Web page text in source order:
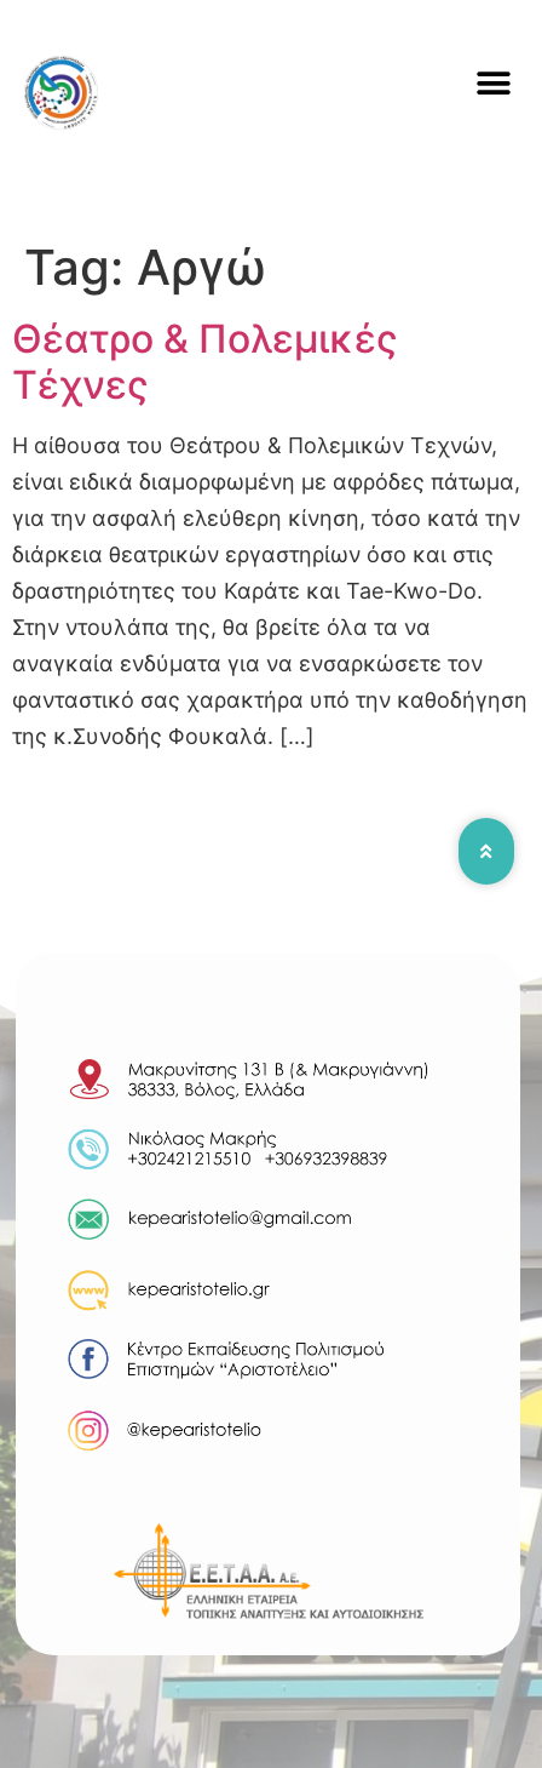
Tag: Αργώ
Θέατρο & Πολεμικές
Τέχνες
Η αίθουσα του Θεάτρου & Πολεμικών Τεχνών,
είναι ειδικά διαμορφωμένη με αφρόδες πάτωμα,
για την ασφαλή ελεύθερη κίνηση, τόσο κατά την
διάρκεια θεατρικών εργαστηρίων όσο και στις
δραστηριότητες του Καράτε και Tae-Kwo-Do.
Στην ντουλάπα της, θα βρείτε όλα τα να
αναγκαία ενδύματα για να ενσαρκώσετε τον
φανταστικό σας χαρακτήρα υπό την καθοδήγηση
της κ.Συνοδής Φουκαλά. […]